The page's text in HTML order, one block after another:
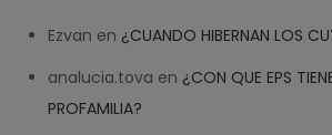
Ezvan en ¿CUANDO HIBERNAN LOS
analucia.tova en ¿CON QUE EPS
PROFAMILIA?